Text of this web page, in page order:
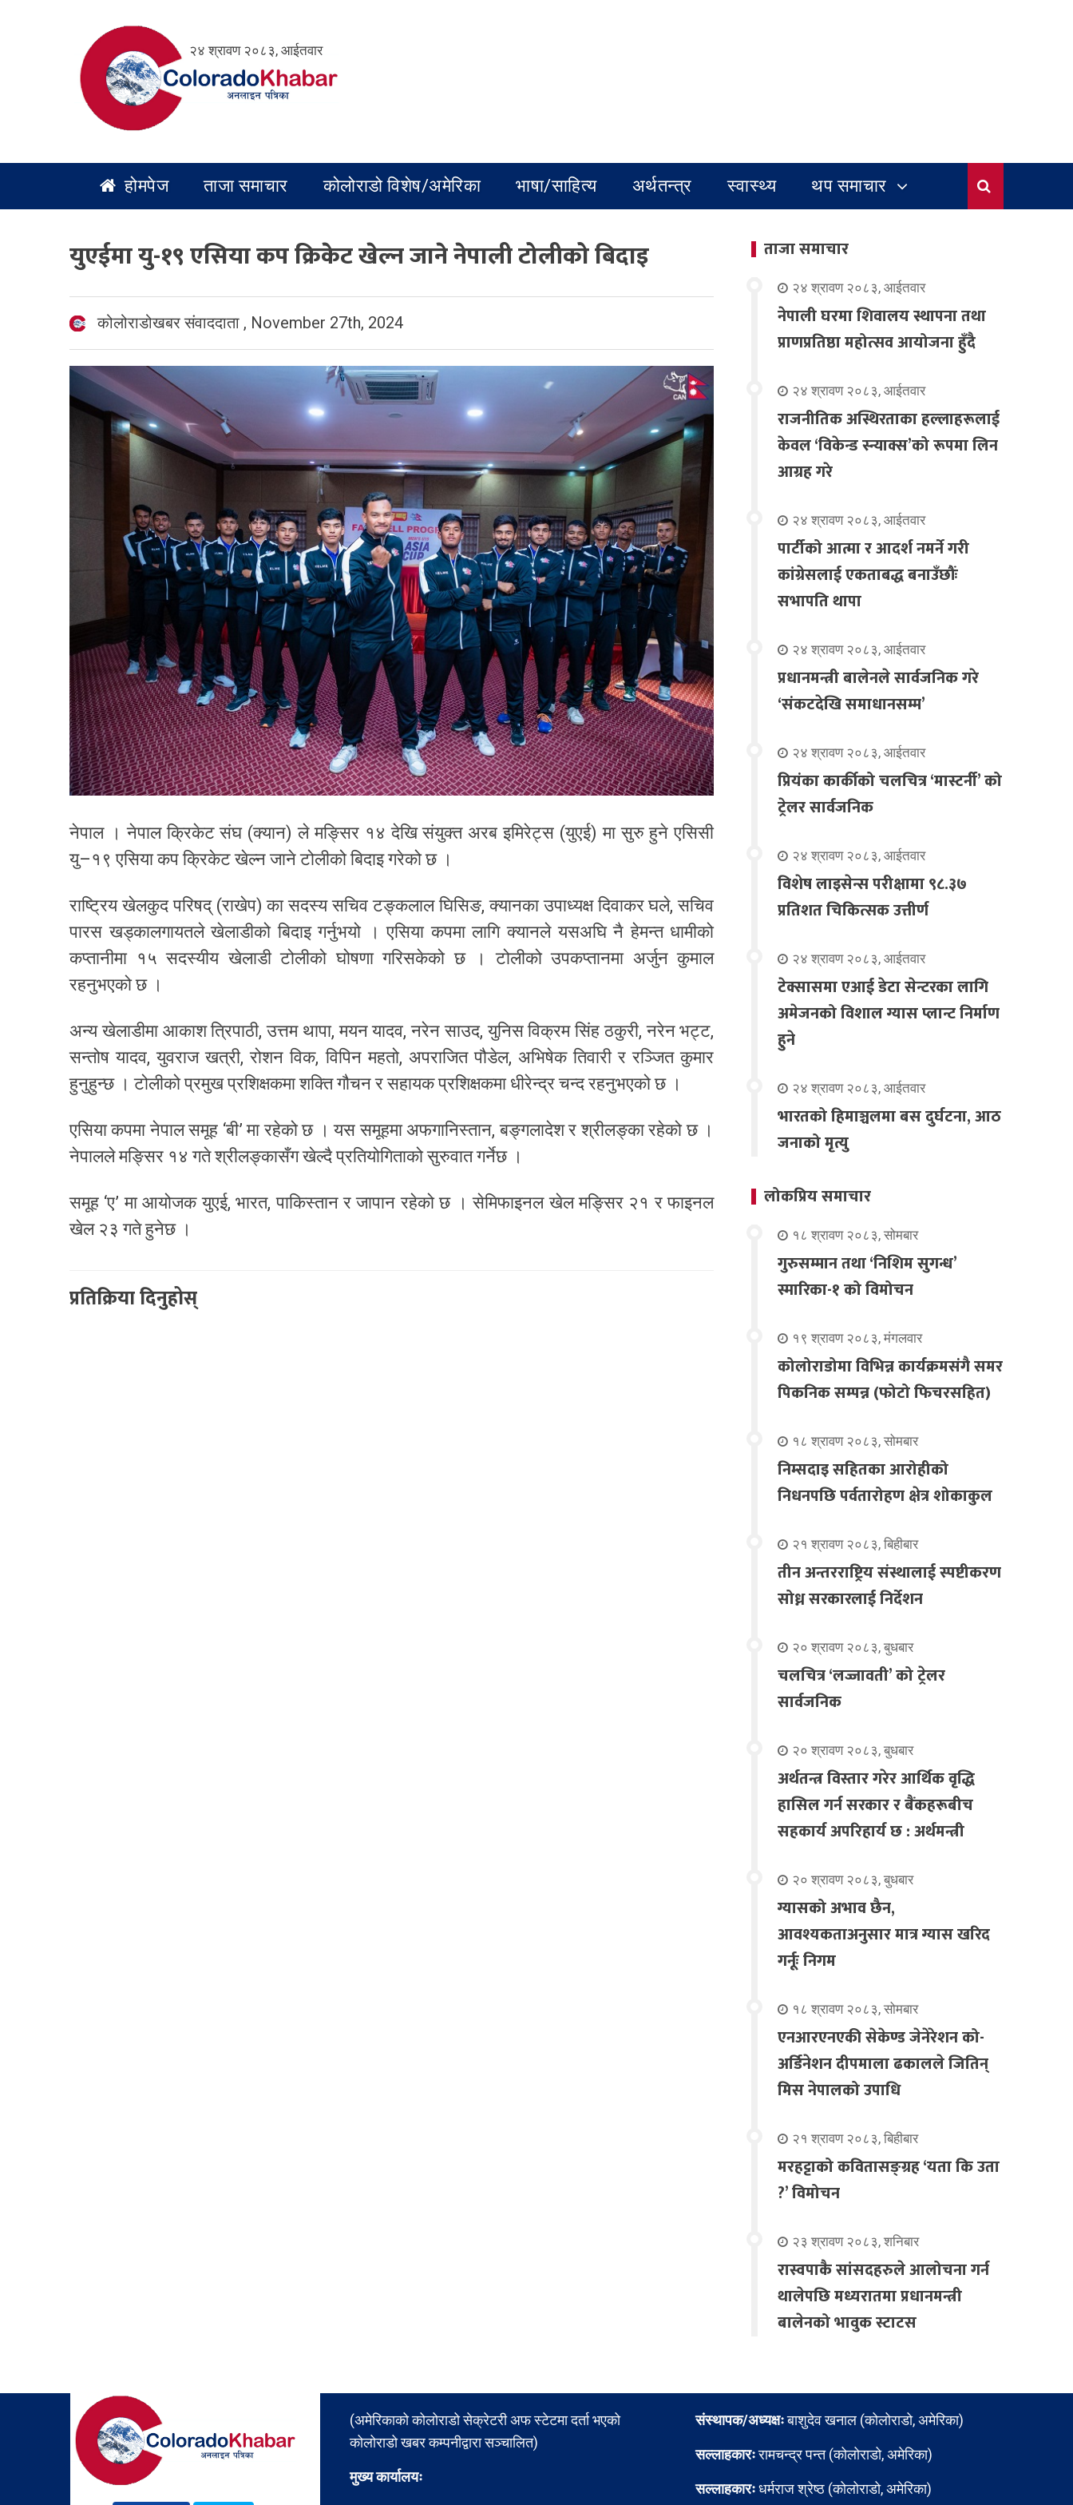
२४ श्रावण २०८३, आईतवार
होमपेज ताजा समाचार कोलोराडो विशेष/अमेरिका भाषा/साहित्य अर्थतन्त्र स्वास्थ्य थप समाचार
युएईमा यु-१९ एसिया कप क्रिकेट खेल्न जाने नेपाली टोलीको बिदाइ
कोलोराडोखबर संवाददाता , November 27th, 2024
नेपाल । नेपाल क्रिकेट संघ (क्यान) ले मङ्सिर १४ देखि संयुक्त अरब इमिरेट्स (युएई) मा सुरु हुने एसिसी
यु–१९ एसिया कप क्रिकेट खेल्न जाने टोलीको बिदाइ गरेको छ ।
राष्ट्रिय खेलकुद परिषद् (राखेप) का सदस्य सचिव टङ्कलाल घिसिङ, क्यानका उपाध्यक्ष दिवाकर घले, सचिव
पारस खड्कालगायतले खेलाडीको बिदाइ गर्नुभयो । एसिया कपमा लागि क्यानले यसअघि नै हेमन्त धामीको
कप्तानीमा १५ सदस्यीय खेलाडी टोलीको घोषणा गरिसकेको छ । टोलीको उपकप्तानमा अर्जुन कुमाल
रहनुभएको छ ।
अन्य खेलाडीमा आकाश त्रिपाठी, उत्तम थापा, मयन यादव, नरेन साउद, युनिस विक्रम सिंह ठकुरी, नरेन भट्ट,
सन्तोष यादव, युवराज खत्री, रोशन विक, विपिन महतो, अपराजित पौडेल, अभिषेक तिवारी र रञ्जित कुमार
हुनुहुन्छ । टोलीको प्रमुख प्रशिक्षकमा शक्ति गौचन र सहायक प्रशिक्षकमा धीरेन्द्र चन्द रहनुभएको छ ।
एसिया कपमा नेपाल समूह ‘बी’ मा रहेको छ । यस समूहमा अफगानिस्तान, बङ्गलादेश र श्रीलङ्का रहेको छ ।
नेपालले मङ्सिर १४ गते श्रीलङ्कासँग खेल्दै प्रतियोगिताको सुरुवात गर्नेछ ।
समूह ‘ए’ मा आयोजक युएई, भारत, पाकिस्तान र जापान रहेको छ । सेमिफाइनल खेल मङ्सिर २१ र फाइनल
खेल २३ गते हुनेछ ।
प्रतिक्रिया दिनुहोस्
ताजा समाचार
२४ श्रावण २०८३, आईतवार
नेपाली घरमा शिवालय स्थापना तथा
प्राणप्रतिष्ठा महोत्सव आयोजना हुँदै
२४ श्रावण २०८३, आईतवार
राजनीतिक अस्थिरताका हल्लाहरूलाई
केवल ‘विकेन्ड स्न्याक्स’को रूपमा लिन
आग्रह गरे
२४ श्रावण २०८३, आईतवार
पार्टीको आत्मा र आदर्श नमर्ने गरी
कांग्रेसलाई एकताबद्ध बनाउँछौंः
सभापति थापा
२४ श्रावण २०८३, आईतवार
प्रधानमन्त्री बालेनले सार्वजनिक गरे
‘संकटदेखि समाधानसम्म’
२४ श्रावण २०८३, आईतवार
प्रियंका कार्कीको चलचित्र ‘मास्टर्नी’ को
ट्रेलर सार्वजनिक
२४ श्रावण २०८३, आईतवार
विशेष लाइसेन्स परीक्षामा ९८.३७
प्रतिशत चिकित्सक उत्तीर्ण
२४ श्रावण २०८३, आईतवार
टेक्सासमा एआई डेटा सेन्टरका लागि
अमेजनको विशाल ग्यास प्लान्ट निर्माण
हुने
२४ श्रावण २०८३, आईतवार
भारतको हिमाञ्चलमा बस दुर्घटना, आठ
जनाको मृत्यु
लोकप्रिय समाचार
१८ श्रावण २०८३, सोमबार
गुरुसम्मान तथा ‘निशिम सुगन्ध’
स्मारिका-१ को विमोचन
१९ श्रावण २०८३, मंगलवार
कोलोराडोमा विभिन्न कार्यक्रमसंगै समर
पिकनिक सम्पन्न (फोटो फिचरसहित)
१८ श्रावण २०८३, सोमबार
निम्सदाइ सहितका आरोहीको
निधनपछि पर्वतारोहण क्षेत्र शोकाकुल
२१ श्रावण २०८३, बिहीबार
तीन अन्तरराष्ट्रिय संस्थालाई स्पष्टीकरण
सोध्न सरकारलाई निर्देशन
२० श्रावण २०८३, बुधबार
चलचित्र ‘लज्जावती’ को ट्रेलर
सार्वजनिक
२० श्रावण २०८३, बुधबार
अर्थतन्त्र विस्तार गरेर आर्थिक वृद्धि
हासिल गर्न सरकार र बैंकहरूबीच
सहकार्य अपरिहार्य छ : अर्थमन्त्री
२० श्रावण २०८३, बुधबार
ग्यासको अभाव छैन,
आवश्यकताअनुसार मात्र ग्यास खरिद
गर्नूः निगम
१८ श्रावण २०८३, सोमबार
एनआरएनएकी सेकेण्ड जेनेरेशन को-
अर्डिनेशन दीपमाला ढकालले जितिन्
मिस नेपालको उपाधि
२१ श्रावण २०८३, बिहीबार
मरहट्टाको कवितासङ्ग्रह ‘यता कि उता
?’ विमोचन
२३ श्रावण २०८३, शनिबार
रास्वपाकै सांसदहरुले आलोचना गर्न
थालेपछि मध्यरातमा प्रधानमन्त्री
बालेनको भावुक स्टाटस
(अमेरिकाको कोलोराडो सेक्रेटरी अफ स्टेटमा दर्ता भएको
कोलोराडो खबर कम्पनीद्वारा सञ्चालित)
मुख्य कार्यालयः
संस्थापक/अध्यक्षःबाशुदेव खनाल (कोलोराडो, अमेरिका)
सल्लाहकारःरामचन्द्र पन्त (कोलोराडो, अमेरिका)
सल्लाहकारःधर्मराज श्रेष्ठ (कोलोराडो, अमेरिका)